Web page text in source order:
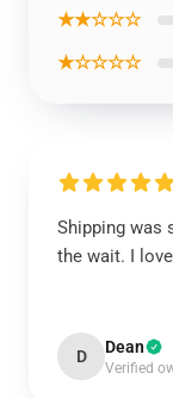
★★☆☆☆
★☆☆☆☆
Shipping was
the wait. I
D Dean
Verified